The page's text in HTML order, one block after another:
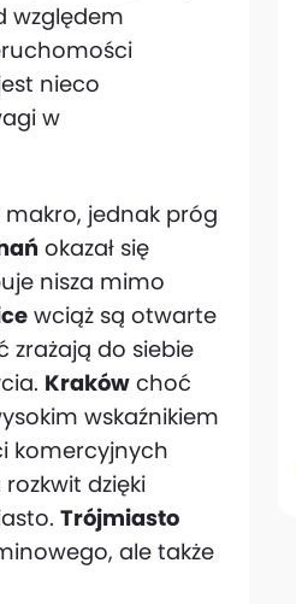
względem
nieco
w
makro, jednak próg
okazał się
nisza mimo
wciąż są otwarte
zrażają do siebie
Kraków choć
wskaźnikiem
komercyjnych
dzięki
Trójmiasto
ale także